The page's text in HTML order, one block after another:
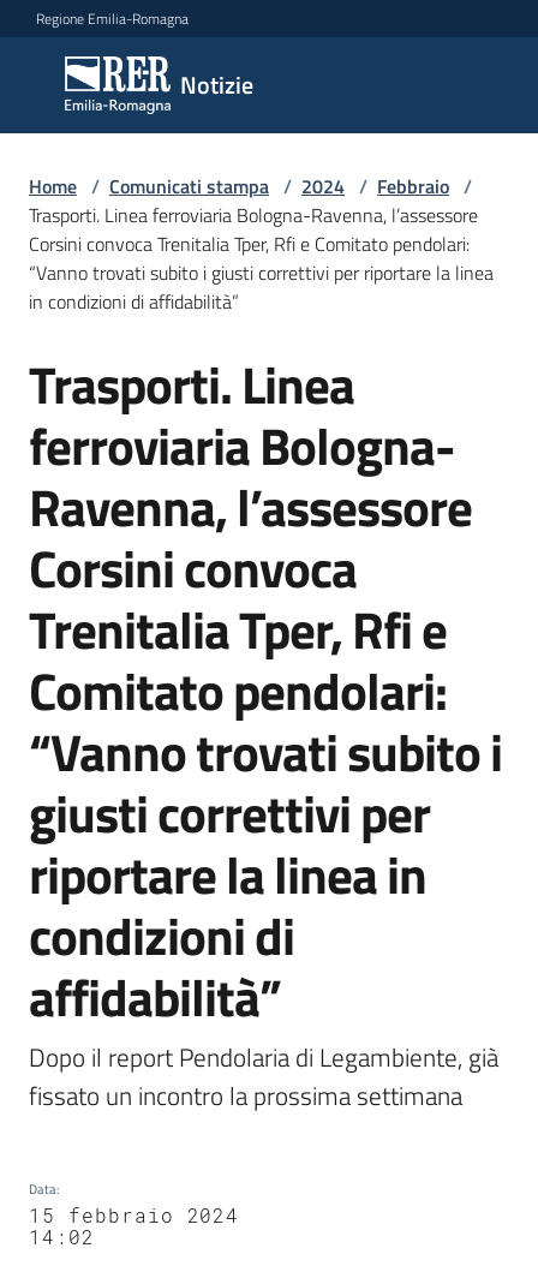
Vai al contenuto
Vai alla navigazione
Vai al footer
Regione Emilia-Romagna
Notizie
Notizie
Comunicati
stampa
Menu selezionato
Cerca
un
Risorse
Agenzia
di
informazione
comunicazione
Seguici
su
Home / Comunicati stampa / 2024 / Febbraio /
Trasporti. Linea ferroviaria Bologna-Ravenna, l’assessore
Corsini convoca Trenitalia Tper, Rfi e Comitato pendolari:
“Vanno trovati subito i giusti correttivi per riportare la linea
in condizioni di affidabilità”
Salta al contenuto
Trasporti. Linea
ferroviaria Bologna-
Ravenna, l’assessore
Corsini convoca
Trenitalia Tper, Rfi e
Comitato pendolari:
“Vanno trovati subito i
giusti correttivi per
riportare la linea in
condizioni di
affidabilità”
Dopo il report Pendolaria di Legambiente, già
fissato un incontro la prossima settimana
Data:
15 febbraio 2024
14:02